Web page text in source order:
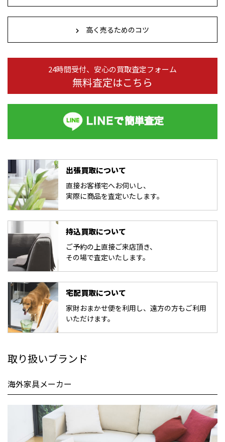
高く売るためのコツ
24時間受付、安心の買取査定フォーム
無料査定はこちら
出張買取について
直接お客様宅へお伺いし、
実際に商品を査定いたします。
持込買取について
ご予約の上直接ご来店頂き、
その場で査定いたします。
宅配買取について
家財おまかせ便を利用し、遠方の方もご利用
いただけます。
取り扱いブランド
海外家具メーカー